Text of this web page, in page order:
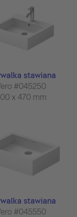
stawiana
#045250
x 470 mm
stawiana
#045550